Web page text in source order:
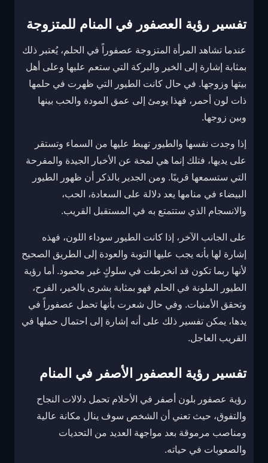
تفسير رؤية العصفور في المنام للمتزوجة
عندما تشاهد المرأة المتزوجة عصفوراً في الحلم، يُعتبر ذلك
بمثابة إشارة إلى الخير والبركة التي ستعم عليها وعلى أهل
بيتها وزوجها. في حال كانت الطيور التي ظهرت في حلمها
ذات لون أحمر، فهذا يومئ إلى عمق المودة والحب بينها
وبين زوجها.
إذا وجدت نفسها والطيور تهبط عليها من السماء وتستقر
على يديها، فتلك إنما هي لمحة عن الأخبار الجيدة والمفرحة
التي ستسمعها قريبًا. ومن الجدير بالذكر أن ظهور الطيور
البيضاء في منامها يعد دلالة على السعادة، الحب،
والانسجام الذي ستتمتع به في المستقبل القريب.
على الجانب الآخر، إذا كانت الطيور سوداء اللون، فهذه
إشارة لها بأنه يجب عليها التوبة والعودة إلى الطريق الصحيح
لأنها ربما تكون قد انخرطت في سلوكٍ غير محمود. أما رؤية
الطيور الملونة في الحلم فهو بمثابة بشرى بالخير، الفرح،
وتحقق الأمنيات. وفي حال شعرت بأنها تحمل عصفوراً في
يدها، يمكن تفسير ذلك على أنه إشارة إلى احتمال حملها في
القريب العاجل.
تفسير رؤية العصفور الأصفر في المنام
رؤية عصفور بلون أصفر في الأحلام تحمل دلالات النجاح
والتفوق، حيث تعني أن الشخص سوف ينال مكانة عالية
ومناصب مرموقة بعد مواجهة العديد من التحديات
والصعوبات في حياته.